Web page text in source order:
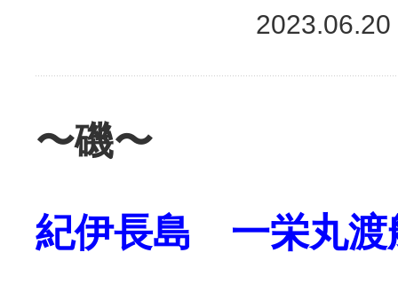
2023.06.20
〜磯〜
紀伊長島 一栄丸渡